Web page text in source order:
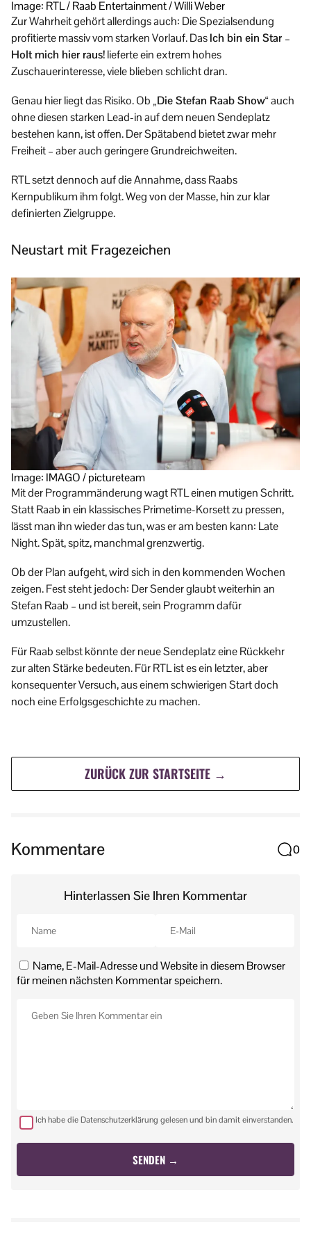
Image: RTL / Raab Entertainment / Willi Weber
Zur Wahrheit gehört allerdings auch: Die Spezialsendung
profitierte massiv vom starken Vorlauf. DasIch bin ein Star –
Holt mich hier raus!lieferte ein extrem hohes
Zuschauerinteresse, viele blieben schlicht dran.
Genau hier liegt das Risiko. Ob „Die Stefan Raab Show“auch
ohne diesen starken Lead-in auf dem neuen Sendeplatz
bestehen kann, ist offen. Der Spätabend bietet zwar mehr
Freiheit – aber auch geringere Grundreichweiten.
RTL setzt dennoch auf die Annahme, dass Raabs
Kernpublikum ihm folgt. Weg von der Masse, hin zur klar
definierten Zielgruppe.
Neustart mit Fragezeichen
Image: IMAGO / pictureteam
Mit der Programmänderung wagt RTL einen mutigen Schritt.
Statt Raab in ein klassisches Primetime-Korsett zu pressen,
lässt man ihn wieder das tun, was er am besten kann: Late
Night. Spät, spitz, manchmal grenzwertig.
Ob der Plan aufgeht, wird sich in den kommenden Wochen
zeigen. Fest steht jedoch: Der Sender glaubt weiterhin an
Stefan Raab – und ist bereit, sein Programm dafür
umzustellen.
Für Raab selbst könnte der neue Sendeplatz eine Rückkehr
zur alten Stärke bedeuten. Für RTL ist es ein letzter, aber
konsequenter Versuch, aus einem schwierigen Start doch
noch eine Erfolgsgeschichte zu machen.
ZURÜCK ZUR STARTSEITE →
Kommentare 0
Hinterlassen Sie Ihren Kommentar
Name, E-Mail-Adresse und Website in diesem Browser
für meinen nächsten Kommentar speichern.
Ich habe die Datenschutzerklärung gelesen und bin damit einverstanden.